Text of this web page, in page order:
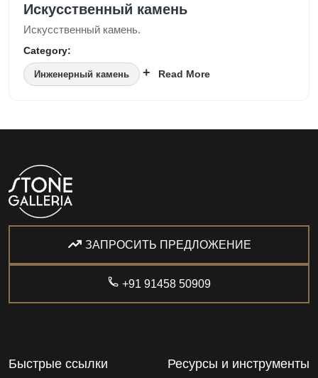
Искусственный камень
Искусственный камень.
Category:
Инженерный камень Read More
ЗАПРОСИТЬ ПРЕДЛОЖЕНИЕ
+91 91458 50909
Быстрые ссылки Ресурсы и инструменты